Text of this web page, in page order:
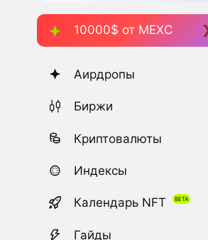
10000$ от MEXC
Аирдропы
Биржи
Криптовалюты
Индексы
Календарь NFT
Гайды